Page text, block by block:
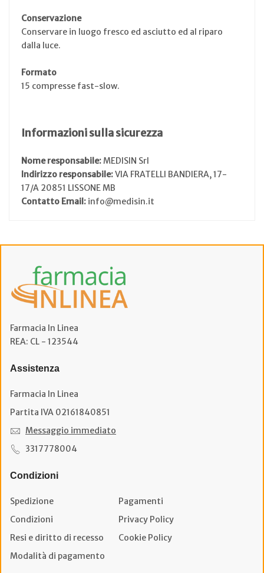
Conservazione
Conservare in luogo fresco ed asciutto ed al riparo
dalla luce.
Formato
15 compresse fast-slow.
Informazioni sulla sicurezza
Nome responsabile:MEDISIN Srl
Indirizzo responsabile:VIA FRATELLI BANDIERA, 17-
17/A 20851 LISSONE MB
Contatto Email: info@medisin.it
Farmacia In Linea
REA: CL - 123544
Assistenza
Farmacia In Linea
Partita IVA 02161840851
Messaggio immediato
3317778004
Condizioni
Spedizione
Pagamenti
Condizioni
Privacy Policy
Resi e diritto di recesso
Cookie Policy
Modalità di pagamento